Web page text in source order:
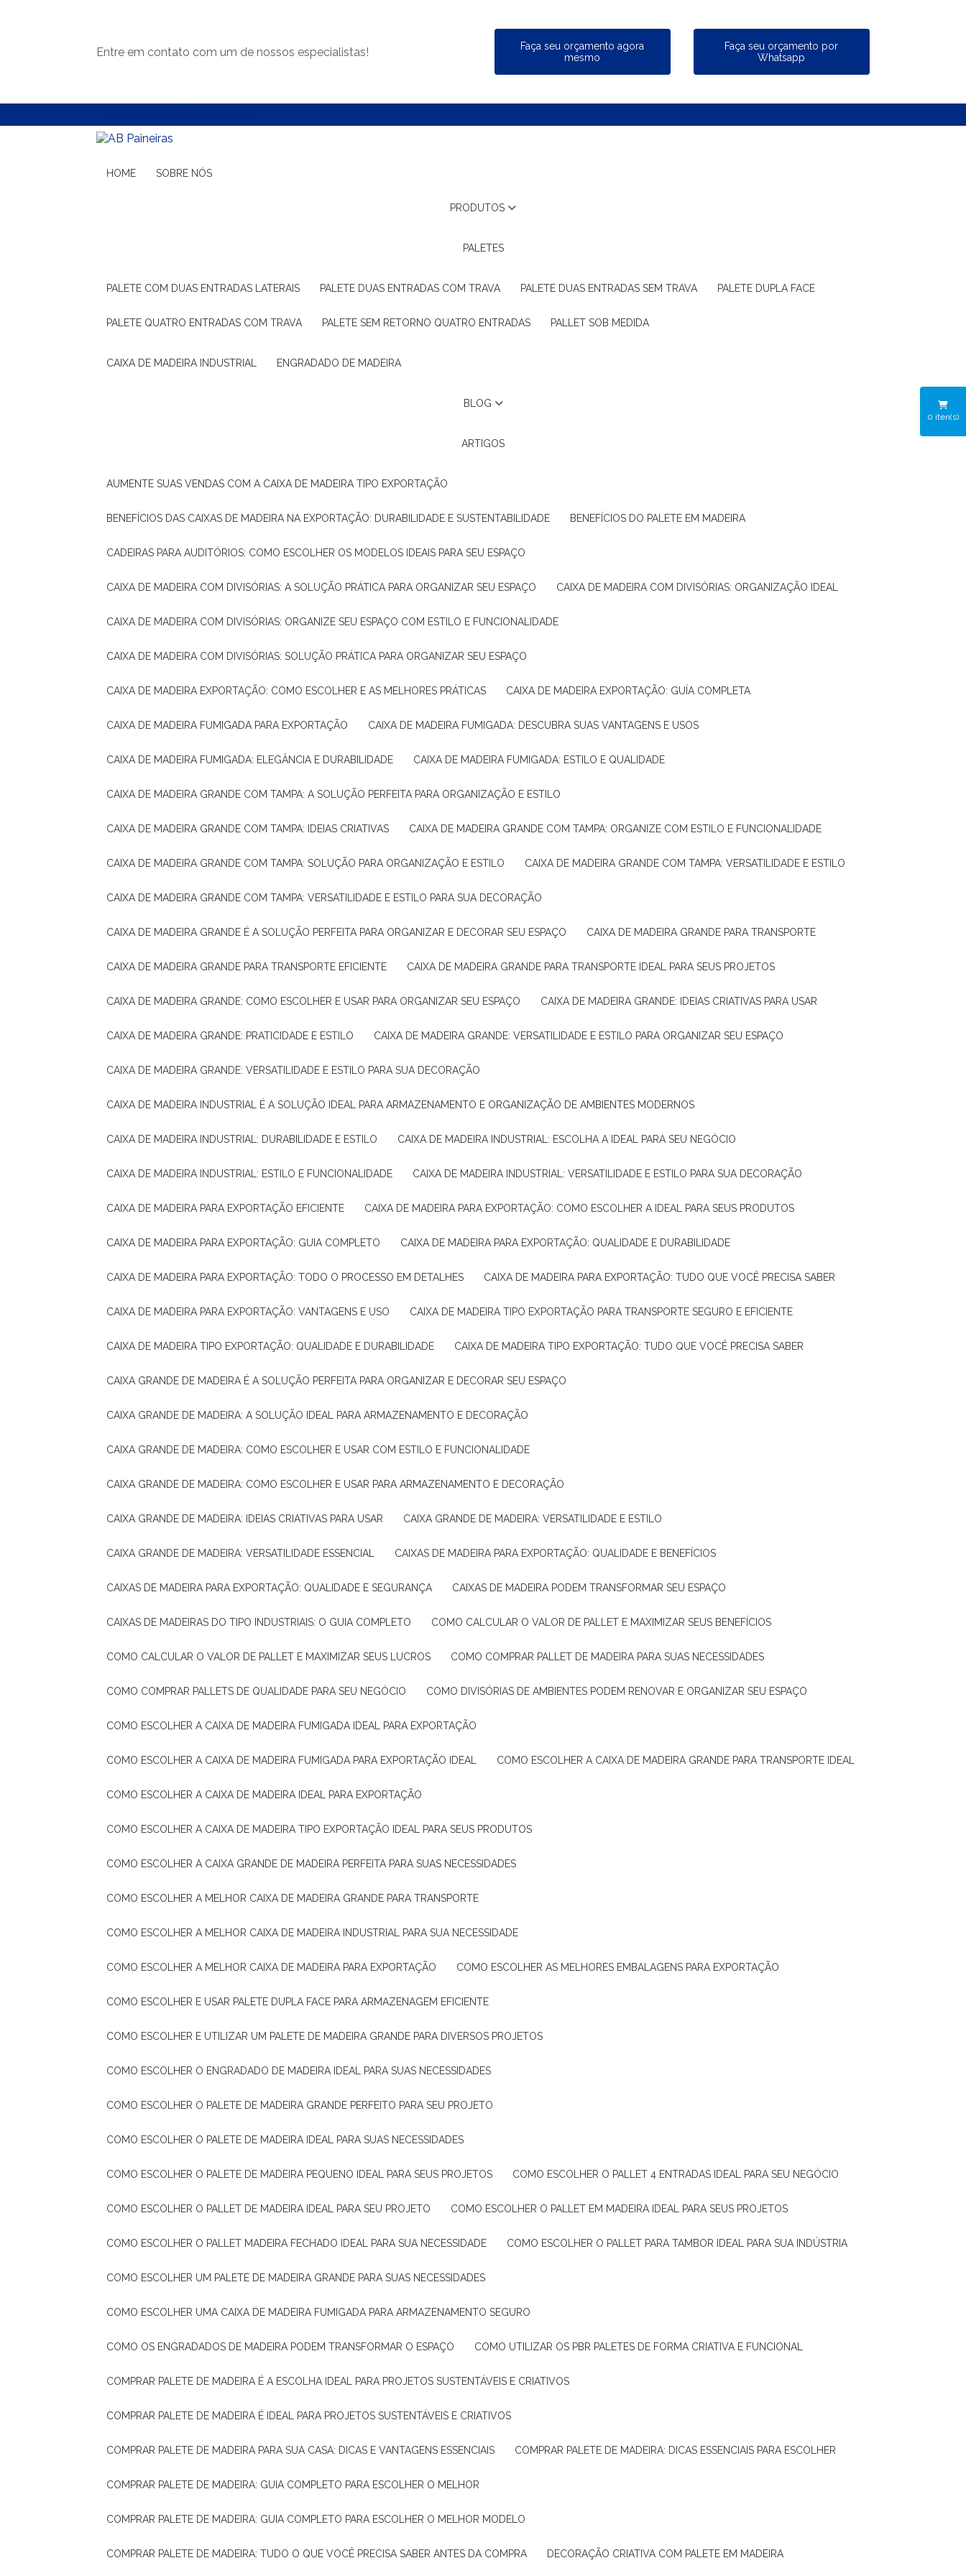
Entre em contato com um de nossos especialistas!
Faça seu orçamento agora
mesmo
Faça seu orçamento por
Whatsapp
HOME SOBRE NÓS
PRODUTOS
PALETES
PALETE COM DUAS ENTRADAS LATERAIS PALETE DUAS ENTRADAS COM TRAVA PALETE DUAS ENTRADAS SEM TRAVA PALETE DUPLA FACE
PALETE QUATRO ENTRADAS COM TRAVA PALETE SEM RETORNO QUATRO ENTRADAS PALLET SOB MEDIDA
CAIXA DE MADEIRA INDUSTRIAL ENGRADADO DE MADEIRA
BLOG
ARTIGOS
AUMENTE SUAS VENDAS COM A CAIXA DE MADEIRA TIPO EXPORTAÇÃO
BENEFÍCIOS DAS CAIXAS DE MADEIRA NA EXPORTAÇÃO: DURABILIDADE E SUSTENTABILIDADE BENEFÍCIOS DO PALETE EM MADEIRA
CADEIRAS PARA AUDITÓRIOS: COMO ESCOLHER OS MODELOS IDEAIS PARA SEU ESPAÇO
CAIXA DE MADEIRA COM DIVISÓRIAS: A SOLUÇÃO PRÁTICA PARA ORGANIZAR SEU ESPAÇO CAIXA DE MADEIRA COM DIVISÓRIAS: ORGANIZAÇÃO IDEAL
CAIXA DE MADEIRA COM DIVISÓRIAS: ORGANIZE SEU ESPAÇO COM ESTILO E FUNCIONALIDADE
CAIXA DE MADEIRA COM DIVISÓRIAS: SOLUÇÃO PRÁTICA PARA ORGANIZAR SEU ESPAÇO
CAIXA DE MADEIRA EXPORTAÇÃO: COMO ESCOLHER E AS MELHORES PRÁTICAS CAIXA DE MADEIRA EXPORTAÇÃO: GUÍA COMPLETA
CAIXA DE MADEIRA FUMIGADA PARA EXPORTAÇÃO CAIXA DE MADEIRA FUMIGADA: DESCUBRA SUAS VANTAGENS E USOS
CAIXA DE MADEIRA FUMIGADA: ELEGÂNCIA E DURABILIDADE CAIXA DE MADEIRA FUMIGADA: ESTILO E QUALIDADE
CAIXA DE MADEIRA GRANDE COM TAMPA: A SOLUÇÃO PERFEITA PARA ORGANIZAÇÃO E ESTILO
CAIXA DE MADEIRA GRANDE COM TAMPA: IDEIAS CRIATIVAS CAIXA DE MADEIRA GRANDE COM TAMPA: ORGANIZE COM ESTILO E FUNCIONALIDADE
CAIXA DE MADEIRA GRANDE COM TAMPA: SOLUÇÃO PARA ORGANIZAÇÃO E ESTILO CAIXA DE MADEIRA GRANDE COM TAMPA: VERSATILIDADE E ESTILO
CAIXA DE MADEIRA GRANDE COM TAMPA: VERSATILIDADE E ESTILO PARA SUA DECORAÇÃO
CAIXA DE MADEIRA GRANDE É A SOLUÇÃO PERFEITA PARA ORGANIZAR E DECORAR SEU ESPAÇO CAIXA DE MADEIRA GRANDE PARA TRANSPORTE
CAIXA DE MADEIRA GRANDE PARA TRANSPORTE EFICIENTE CAIXA DE MADEIRA GRANDE PARA TRANSPORTE IDEAL PARA SEUS PROJETOS
CAIXA DE MADEIRA GRANDE: COMO ESCOLHER E USAR PARA ORGANIZAR SEU ESPAÇO CAIXA DE MADEIRA GRANDE: IDEIAS CRIATIVAS PARA USAR
CAIXA DE MADEIRA GRANDE: PRATICIDADE E ESTILO CAIXA DE MADEIRA GRANDE: VERSATILIDADE E ESTILO PARA ORGANIZAR SEU ESPAÇO
CAIXA DE MADEIRA GRANDE: VERSATILIDADE E ESTILO PARA SUA DECORAÇÃO
CAIXA DE MADEIRA INDUSTRIAL É A SOLUÇÃO IDEAL PARA ARMAZENAMENTO E ORGANIZAÇÃO DE AMBIENTES MODERNOS
CAIXA DE MADEIRA INDUSTRIAL: DURABILIDADE E ESTILO CAIXA DE MADEIRA INDUSTRIAL: ESCOLHA A IDEAL PARA SEU NEGÓCIO
CAIXA DE MADEIRA INDUSTRIAL: ESTILO E FUNCIONALIDADE CAIXA DE MADEIRA INDUSTRIAL: VERSATILIDADE E ESTILO PARA SUA DECORAÇÃO
CAIXA DE MADEIRA PARA EXPORTAÇÃO EFICIENTE CAIXA DE MADEIRA PARA EXPORTAÇÃO: COMO ESCOLHER A IDEAL PARA SEUS PRODUTOS
CAIXA DE MADEIRA PARA EXPORTAÇÃO: GUIA COMPLETO CAIXA DE MADEIRA PARA EXPORTAÇÃO: QUALIDADE E DURABILIDADE
CAIXA DE MADEIRA PARA EXPORTAÇÃO: TODO O PROCESSO EM DETALHES CAIXA DE MADEIRA PARA EXPORTAÇÃO: TUDO QUE VOCÊ PRECISA SABER
CAIXA DE MADEIRA PARA EXPORTAÇÃO: VANTAGENS E USO CAIXA DE MADEIRA TIPO EXPORTAÇÃO PARA TRANSPORTE SEGURO E EFICIENTE
CAIXA DE MADEIRA TIPO EXPORTAÇÃO: QUALIDADE E DURABILIDADE CAIXA DE MADEIRA TIPO EXPORTAÇÃO: TUDO QUE VOCÊ PRECISA SABER
CAIXA GRANDE DE MADEIRA É A SOLUÇÃO PERFEITA PARA ORGANIZAR E DECORAR SEU ESPAÇO
CAIXA GRANDE DE MADEIRA: A SOLUÇÃO IDEAL PARA ARMAZENAMENTO E DECORAÇÃO
CAIXA GRANDE DE MADEIRA: COMO ESCOLHER E USAR COM ESTILO E FUNCIONALIDADE
CAIXA GRANDE DE MADEIRA: COMO ESCOLHER E USAR PARA ARMAZENAMENTO E DECORAÇÃO
CAIXA GRANDE DE MADEIRA: IDEIAS CRIATIVAS PARA USAR CAIXA GRANDE DE MADEIRA: VERSATILIDADE E ESTILO
CAIXA GRANDE DE MADEIRA: VERSATILIDADE ESSENCIAL CAIXAS DE MADEIRA PARA EXPORTAÇÃO: QUALIDADE E BENEFÍCIOS
CAIXAS DE MADEIRA PARA EXPORTAÇÃO: QUALIDADE E SEGURANÇA CAIXAS DE MADEIRA PODEM TRANSFORMAR SEU ESPAÇO
CAIXAS DE MADEIRAS DO TIPO INDUSTRIAIS: O GUIA COMPLETO COMO CALCULAR O VALOR DE PALLET E MAXIMIZAR SEUS BENEFÍCIOS
COMO CALCULAR O VALOR DE PALLET E MAXIMIZAR SEUS LUCROS COMO COMPRAR PALLET DE MADEIRA PARA SUAS NECESSIDADES
COMO COMPRAR PALLETS DE QUALIDADE PARA SEU NEGÓCIO COMO DIVISÓRIAS DE AMBIENTES PODEM RENOVAR E ORGANIZAR SEU ESPAÇO
COMO ESCOLHER A CAIXA DE MADEIRA FUMIGADA IDEAL PARA EXPORTAÇÃO
COMO ESCOLHER A CAIXA DE MADEIRA FUMIGADA PARA EXPORTAÇÃO IDEAL COMO ESCOLHER A CAIXA DE MADEIRA GRANDE PARA TRANSPORTE IDEAL
COMO ESCOLHER A CAIXA DE MADEIRA IDEAL PARA EXPORTAÇÃO
COMO ESCOLHER A CAIXA DE MADEIRA TIPO EXPORTAÇÃO IDEAL PARA SEUS PRODUTOS
COMO ESCOLHER A CAIXA GRANDE DE MADEIRA PERFEITA PARA SUAS NECESSIDADES
COMO ESCOLHER A MELHOR CAIXA DE MADEIRA GRANDE PARA TRANSPORTE
COMO ESCOLHER A MELHOR CAIXA DE MADEIRA INDUSTRIAL PARA SUA NECESSIDADE
COMO ESCOLHER A MELHOR CAIXA DE MADEIRA PARA EXPORTAÇÃO COMO ESCOLHER AS MELHORES EMBALAGENS PARA EXPORTAÇÃO
COMO ESCOLHER E USAR PALETE DUPLA FACE PARA ARMAZENAGEM EFICIENTE
COMO ESCOLHER E UTILIZAR UM PALETE DE MADEIRA GRANDE PARA DIVERSOS PROJETOS
COMO ESCOLHER O ENGRADADO DE MADEIRA IDEAL PARA SUAS NECESSIDADES
COMO ESCOLHER O PALETE DE MADEIRA GRANDE PERFEITO PARA SEU PROJETO
COMO ESCOLHER O PALETE DE MADEIRA IDEAL PARA SUAS NECESSIDADES
COMO ESCOLHER O PALETE DE MADEIRA PEQUENO IDEAL PARA SEUS PROJETOS COMO ESCOLHER O PALLET 4 ENTRADAS IDEAL PARA SEU NEGÓCIO
COMO ESCOLHER O PALLET DE MADEIRA IDEAL PARA SEU PROJETO COMO ESCOLHER O PALLET EM MADEIRA IDEAL PARA SEUS PROJETOS
COMO ESCOLHER O PALLET MADEIRA FECHADO IDEAL PARA SUA NECESSIDADE COMO ESCOLHER O PALLET PARA TAMBOR IDEAL PARA SUA INDÚSTRIA
COMO ESCOLHER UM PALETE DE MADEIRA GRANDE PARA SUAS NECESSIDADES
COMO ESCOLHER UMA CAIXA DE MADEIRA FUMIGADA PARA ARMAZENAMENTO SEGURO
COMO OS ENGRADADOS DE MADEIRA PODEM TRANSFORMAR O ESPAÇO COMO UTILIZAR OS PBR PALETES DE FORMA CRIATIVA E FUNCIONAL
COMPRAR PALETE DE MADEIRA É A ESCOLHA IDEAL PARA PROJETOS SUSTENTÁVEIS E CRIATIVOS
COMPRAR PALETE DE MADEIRA É IDEAL PARA PROJETOS SUSTENTÁVEIS E CRIATIVOS
COMPRAR PALETE DE MADEIRA PARA SUA CASA: DICAS E VANTAGENS ESSENCIAIS COMPRAR PALETE DE MADEIRA: DICAS ESSENCIAIS PARA ESCOLHER
COMPRAR PALETE DE MADEIRA: GUIA COMPLETO PARA ESCOLHER O MELHOR
COMPRAR PALETE DE MADEIRA: GUIA COMPLETO PARA ESCOLHER O MELHOR MODELO
COMPRAR PALETE DE MADEIRA: TUDO O QUE VOCÊ PRECISA SABER ANTES DA COMPRA DECORAÇÃO CRIATIVA COM PALETE EM MADEIRA
0 iten(s)